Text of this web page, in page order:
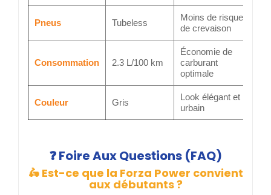
Pneus Tubeless
Moins de risque
de crevaison
Consommation 2.3 L/100 km
Économie de
carburant
optimale
Couleur Gris
Look élégant et
urbain
❓ Foire Aux Questions (FAQ)
🛵 Est-ce que la Forza Power convient
aux débutants ?